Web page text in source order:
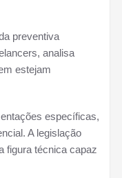
preventiva
analisa
estejam
específicas,
A legislação
figura técnica capaz